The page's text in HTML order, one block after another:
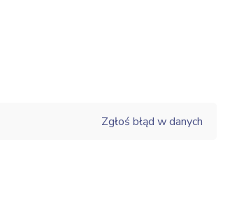
Zgłoś błąd w danych